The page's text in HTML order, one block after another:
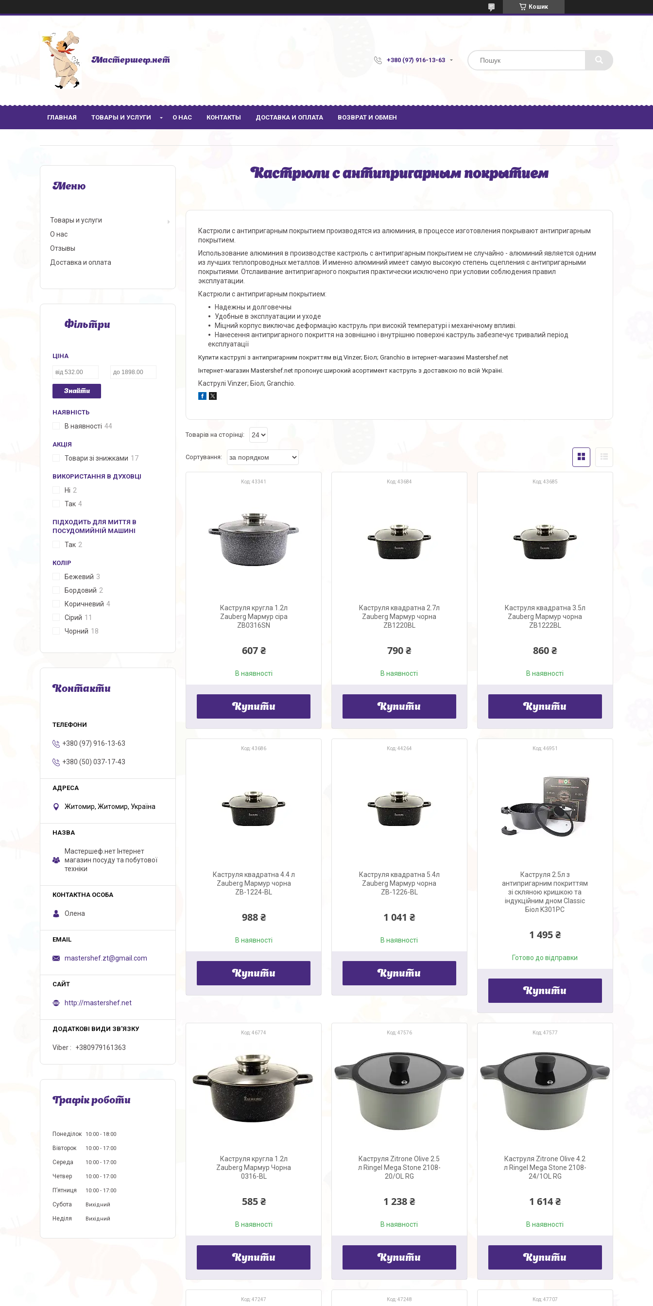
Кошик
Мастершеф.нет +380 (97) 916-13-63
ГЛАВНАЯ ТОВАРЫ И УСЛУГИ О НАС КОНТАКТЫ ДОСТАВКА И ОПЛАТА ВОЗВРАТ И ОБМЕН
Кастрюли с антипригарным покрытием
Кастрюли с антипригарным покрытием производятся из алюминия, в процессе изготовления покрывают антипригарным
покрытием.
Использование алюминия в производстве кастрюль с антипригарным покрытием не случайно - алюминий является одним
из лучших теплопроводных металлов. И именно алюминий имеет самую высокую степень сцепления с антипригарными
покрытиями. Отслаивание антипригарного покрытия практически исключено при условии соблюдения правил
эксплуатации.
Кастрюли с антипригарным покрытием:
Надежны и долговечны
Удобные в эксплуатации и уходе
Міцний корпус виключає деформацію каструль при високій температурі і механічному впливі.
Нанесення антипригарного покриття на зовнішню і внутрішню поверхні каструль забезпечує тривалий період
експлуатації
Купити каструлі з антипригарним покриттям від Vinzer; Біол; Granchio в інтернет-магазині Mastershef.net
Інтернет-магазин Mastershef.net пропонує широкий асортимент каструль з доставкою по всій Україні.
Каструлі Vinzer; Біол; Granchio.
43341
Каструля кругла 1.2л
Zauberg Мармур сіра
ZB0316SN
607 ₴
В наявності
Купити
43684
Каструля квадратна 2.7л
Zauberg Мармур чорна
ZB1220BL
790 ₴
В наявності
Купити
43685
Каструля квадратна 3.5л
Zauberg Мармур чорна
ZB1222BL
860 ₴
В наявності
Купити
43686
Каструля квадратна 4.4 л
Zauberg Мармур чорна
ZB-1224-BL
988 ₴
В наявності
Купити
44264
Каструля квадратна 5.4л
Zauberg Мармур чорна
ZB-1226-BL
1 041 ₴
В наявності
Купити
46951
Каструля 2.5л з
антипригарним покриттям
зі скляною кришкою та
індукційним дном Classic
Біол K301PC
1 495 ₴
Готово до відправки
Купити
46774
Каструля кругла 1.2л
Zauberg Мармур Чорна
0316-BL
585 ₴
В наявності
Купити
47576
Каструля Zitrone Olive 2.5
л Ringel Mega Stone 2108-
20/OL RG
1 238 ₴
В наявності
Купити
47577
Каструля Zitrone Olive 4.2
л Ringel Mega Stone 2108-
24/1OL RG
1 614 ₴
В наявності
Купити
47247 47248 47707
Товары и услуги
О нас
Отзывы
Доставка и оплата
Фільтри
ЦІНА
Знайти
НАЯВНІСТЬ
В наявності 44
АКЦІЯ
Товари зі знижками 17
ВИКОРИСТАННЯ В ДУХОВЦІ
Ні 2
Так 4
ПІДХОДИТЬ ДЛЯ МИТТЯ В
ПОСУДОМИЙНІЙ МАШИНІ
Так 2
КОЛІР
Бежевий 3
Бордовий 2
Коричневий 4
Сірий 11
Чорний 18
Контакти
+380 (97) 916-13-63
+380 (50) 037-17-43
Житомир, Житомир, Україна
Мастершеф.нет Iнтернет
магазин посуду та побутової
техніки
Олена
mastershef.zt@gmail.com
http://mastershef.net
Viber +380979161363
Графік роботи
Понеділок 10:00 18:00
Вівторок 10:00 17:00
Середа 10:00 17:00
Четвер 10:00 17:00
Пʼятниця 10:00 17:00
Субота Вихідний
Неділя Вихідний